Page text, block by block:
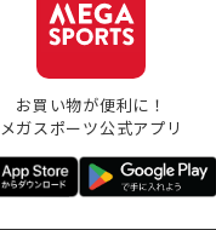
お買い物が便利に！
メガスポーツ公式アプリ